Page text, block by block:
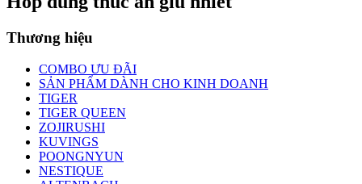
Thương hiệu
COMBO ƯU ĐÃI
SẢN PHẨM DÀNH CHO KINH DOANH
TIGER
TIGER QUEEN
ZOJIRUSHI
KUVINGS
POONGNYUN
NESTIQUE